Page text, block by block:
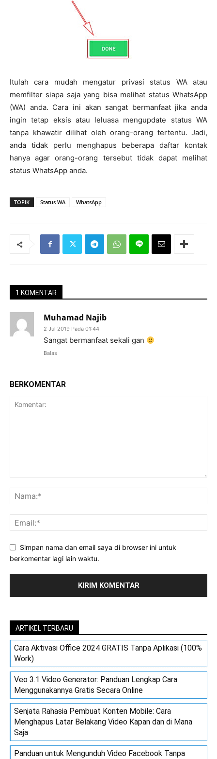
Itulah cara mudah mengatur privasi status WA atau
memfilter siapa saja yang bisa melihat status WhatsApp
(WA) anda. Cara ini akan sangat bermanfaat jika anda
ingin tetap eksis atau leluasa mengupdate status WA
tanpa khawatir dilihat oleh orang-orang tertentu. Jadi,
anda tidak perlu menghapus beberapa daftar kontak
hanya agar orang-orang tersebut tidak dapat melihat
status WhatsApp anda.
TOPIK Status WA WhatsApp
1 KOMENTAR
Muhamad Najib
2 Jul 2019 Pada 01:44
Sangat bermanfaat sekali gan
Balas
BERKOMENTAR
Simpan nama dan email saya di browser ini untuk
berkomentar lagi lain waktu.
ARTIKEL TERBARU
Cara Aktivasi Office 2024 GRATIS Tanpa Aplikasi (100%
Work)
Veo 3.1 Video Generator: Panduan Lengkap Cara
Menggunakannya Gratis Secara Online
Senjata Rahasia Pembuat Konten Mobile: Cara
Menghapus Latar Belakang Video Kapan dan di Mana
Saja
Panduan untuk Mengunduh Video Facebook Tanpa